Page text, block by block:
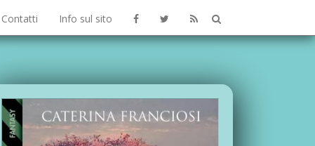
Contatti Info sul sito